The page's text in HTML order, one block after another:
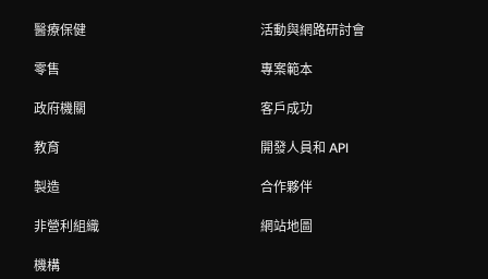
醫療保健
零售
政府機關
教育
製造
非營利組織
機構
活動與網路研討會
專案範本
客戶成功
開發人員和 API
合作夥伴
網站地圖